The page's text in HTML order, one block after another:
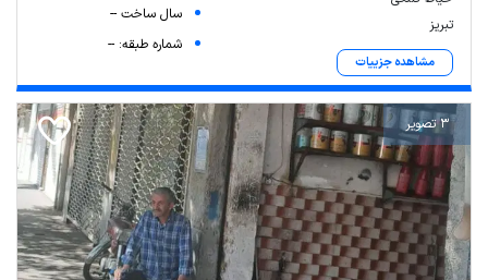
تبریز
مشاهده جزییات
سال ساخت --
شماره طبقه: --
3 تصویر